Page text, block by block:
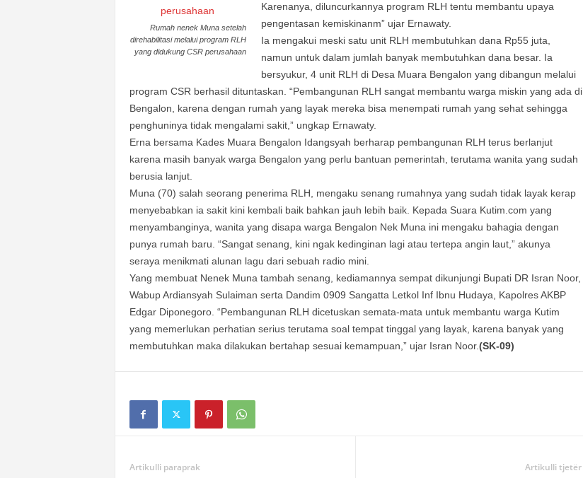
Rumah nenek Muna setelah
direhabilitasi melalui program RLH
yang didukung CSR perusahaan
Karenanya, diluncurkannya program RLH tentu membantu upaya
pengentasan kemiskinanm” ujar Ernawaty.
Ia mengakui meski satu unit RLH membutuhkan dana Rp55 juta,
namun untuk dalam jumlah banyak membutuhkan dana besar. Ia
bersyukur, 4 unit RLH di Desa Muara Bengalon yang dibangun melalui
program CSR berhasil dituntaskan. “Pembangunan RLH sangat membantu warga miskin yang ada di
Bengalon, karena dengan rumah yang layak mereka bisa menempati rumah yang sehat sehingga
penghuninya tidak mengalami sakit,” ungkap Ernawaty.
Erna bersama Kades Muara Bengalon Idangsyah berharap pembangunan RLH terus berlanjut
karena masih banyak warga Bengalon yang perlu bantuan pemerintah, terutama wanita yang sudah
berusia lanjut.
Muna (70) salah seorang penerima RLH, mengaku senang rumahnya yang sudah tidak layak kerap
menyebabkan ia sakit kini kembali baik bahkan jauh lebih baik. Kepada Suara Kutim.com yang
menyambanginya, wanita yang disapa warga Bengalon Nek Muna ini mengaku bahagia dengan
punya rumah baru. “Sangat senang, kini ngak kedinginan lagi atau tertepa angin laut,” akunya
seraya menikmati alunan lagu dari sebuah radio mini.
Yang membuat Nenek Muna tambah senang, kediamannya sempat dikunjungi Bupati DR Isran Noor,
Wabup Ardiansyah Sulaiman serta Dandim 0909 Sangatta Letkol Inf Ibnu Hudaya, Kapolres AKBP
Edgar Diponegoro. “Pembangunan RLH dicetuskan semata-mata untuk membantu warga Kutim
yang memerlukan perhatian serius terutama soal tempat tinggal yang layak, karena banyak yang
membutuhkan maka dilakukan bertahap sesuai kemampuan,” ujar Isran Noor.(SK-09)
Artikulli paraprak Artikulli tjetër